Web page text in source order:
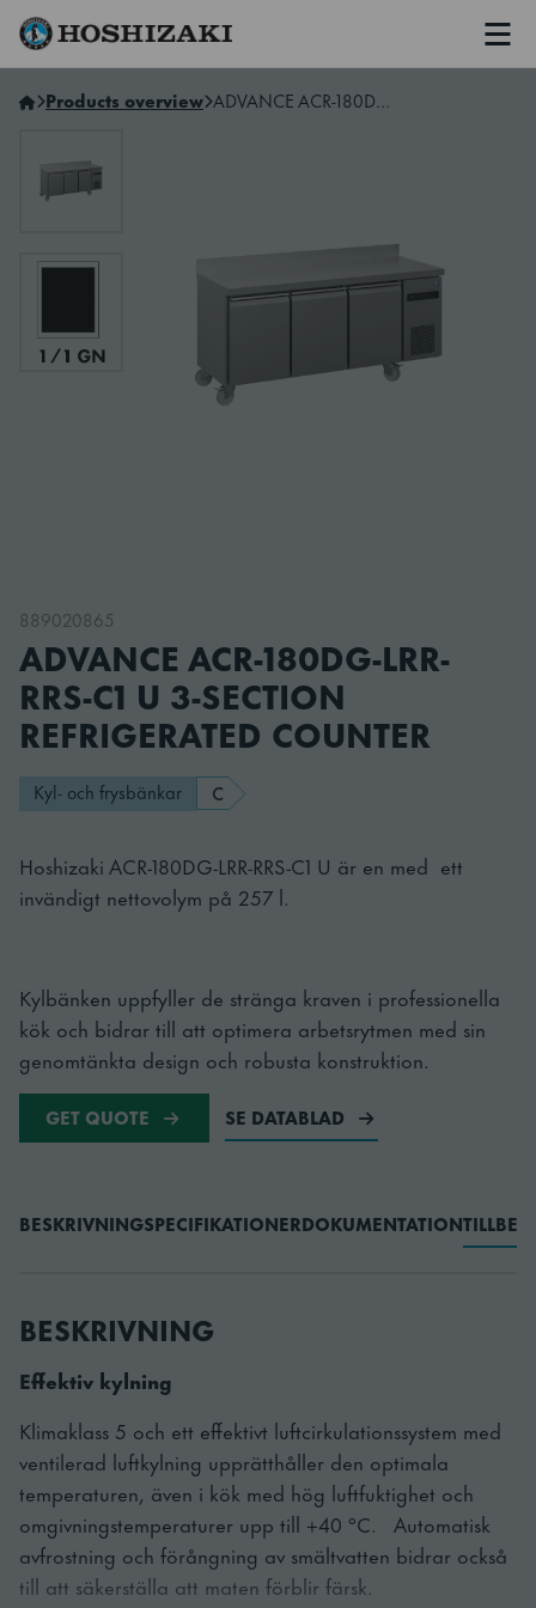
Hoshizaki Sweden
Products overview ADVANCE ACR-180DG-LRR-RRS-C1 U 3-Section Refrigerated Counter
889020865
ADVANCE ACR-180DG-LRR-
RRS-C1 U 3-SECTION
REFRIGERATED COUNTER
Kyl- och frysbänkar C
Hoshizaki ACR-180DG-LRR-RRS-C1 U är en med ett
invändigt nettovolym på 257 l.
Kylbänken uppfyller de stränga kraven i professionella
kök och bidrar till att optimera arbetsrytmen med sin
genomtänkta design och robusta konstruktion.
GET QUOTE SE DATABLAD
BESKRIVNINGSPECIFIKATIONERDOKUMENTATION
BESKRIVNING
Effektiv kylning
Klimaklass 5 och ett effektivt luftcirkulationssystem med
ventilerad luftkylning upprätthåller den optimala
temperaturen, även i kök med hög luftfuktighet och
omgivningstemperaturer upp till +40 °C. Automatisk
avfrostning och förångning av smältvatten bidrar också
till att säkerställa att maten förblir färsk.